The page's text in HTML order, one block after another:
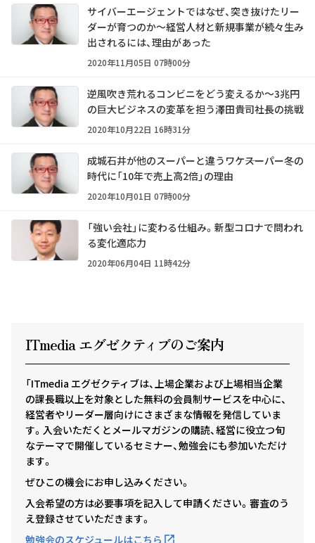
サイバーエージェントではなぜ、突き抜けたリー
ダーが育つのか～経営人材と新規事業が続々生み
出されるには、理由があった
2020年11月05日 07時00分
逆風吹き荒れるコンビニをどう変えるか～3兆円
の巨大ビジネスの変革を担う澤田貴司社長の挑戦
2020年10月22日 16時31分
成城石井が他のスーパーと違うワケ――スーパー冬の
時代に「10年で売上高2倍」の理由
2020年10月01日 07時00分
「強い会社」に変わる仕組み。新型コロナで問われ
る変化適応力
2020年06月04日 11時42分
ITmedia エグゼクティ ブのご案内
「ITmedia エグゼクティブは、上場企業および上場相当企業
の課長職以上を対象とした無料の会員制サービスを中心に、
経営者やリーダー層向けにさまざまな情報を発信していま
す。入会いただくとメールマガジンの購読、経営に役立つ旬
なテーマで開催しているセミナー、勉強会にも参加いただけ
ます。
ぜひこの機会にお申し込みください。
入会希望の方は必要事項を記入して申請ください。審査のう
え登録させていただきます。
勉強会のスケジュールはこちら